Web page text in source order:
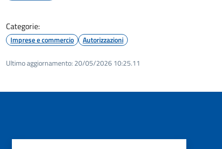
Categorie:
Imprese e commercio Autorizzazioni
Ultimo aggiornamento: 20/05/2026 10:25.11